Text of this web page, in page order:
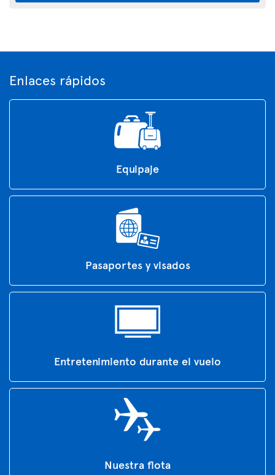
Enlaces rápidos
Equipaje
Pasaportes y visados
Entretenimiento durante el vuelo
Nuestra flota